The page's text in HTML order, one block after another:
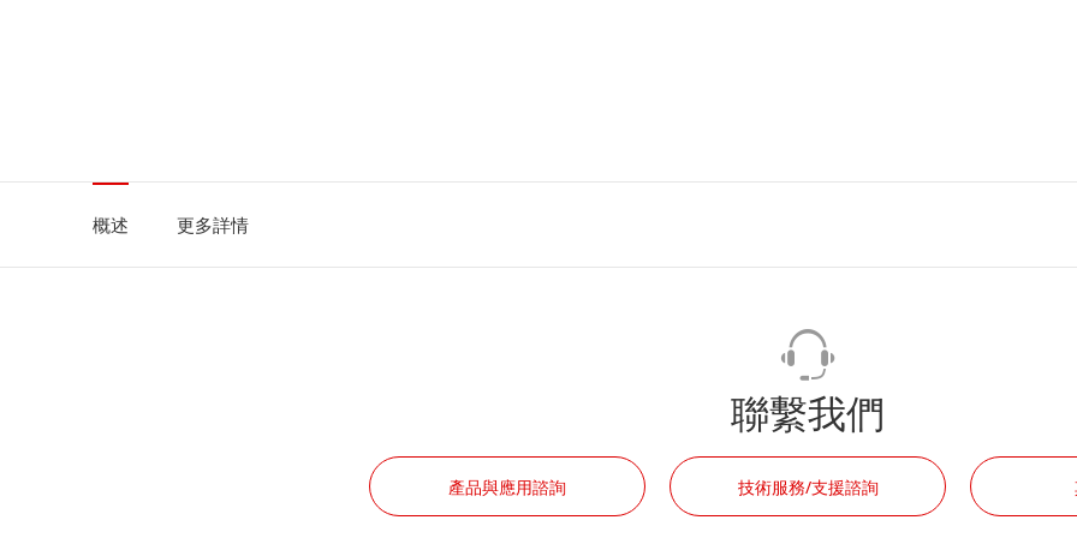
概述 更多詳情
聯繫我們
產品與應用諮詢 技術服務/支援諮詢